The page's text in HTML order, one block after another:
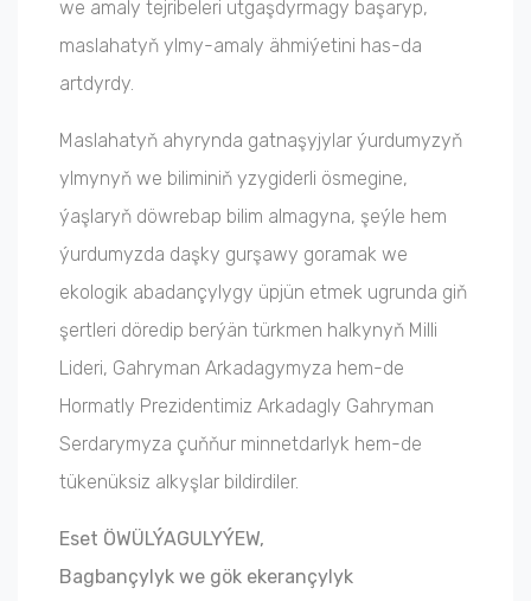
we amaly tejribeleri utgaşdyrmagy başaryp,
maslahatyň ylmy-amaly ähmiýetini has-da
artdyrdy.
Maslahatyň ahyrynda gatnaşyjylar ýurdumyzyň
ylmynyň we biliminiň yzygiderli ösmegine,
ýaşlaryň döwrebap bilim almagyna, şeýle hem
ýurdumyzda daşky gurşawy goramak we
ekologik abadançylygy üpjün etmek ugrunda giň
şertleri döredip berýän türkmen halkynyň Milli
Lideri, Gahryman Arkadagymyza hem-de
Hormatly Prezidentimiz Arkadagly Gahryman
Serdarymyza çuňňur minnetdarlyk hem-de
tükenüksiz alkyşlar bildirdiler.
Eset ÖWÜLÝAGULYÝEW,
Bagbançylyk we gök ekerançylyk